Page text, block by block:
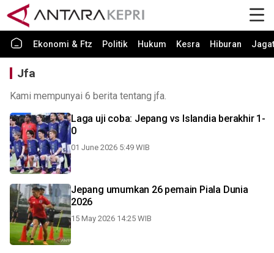
Ekonomi & Ftz Politik Hukum Kesra Hiburan Jagat
Jfa
Kami mempunyai 6 berita tentang jfa.
Laga uji coba: Jepang vs Islandia berakhir 1-
0
01 June 2026 5:49 WIB
Jepang umumkan 26 pemain Piala Dunia
2026
15 May 2026 14:25 WIB